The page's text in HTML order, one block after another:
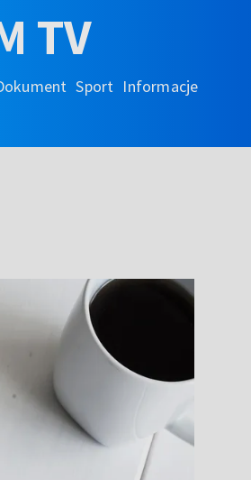
TV
Sport Informacje